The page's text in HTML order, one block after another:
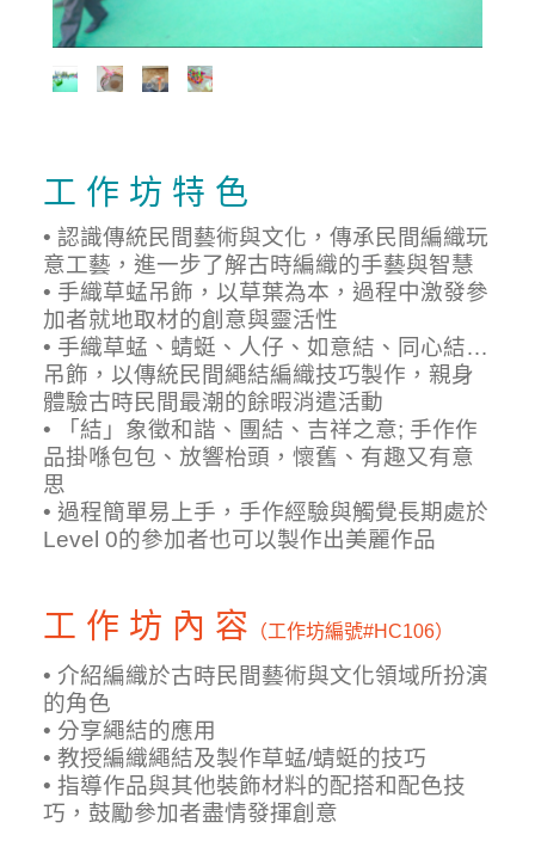
工 作 坊 特 色
• 認識傳統民間藝術與文化，傳承民間編織玩
意工藝，進一步了解古時編織的手藝與智慧
• 手織草蜢吊飾，以草葉為本，過程中激發參
加者就地取材的創意與靈活性
• 手織草蜢、蜻蜓、人仔、如意結、同心結…
吊飾，以傳統民間繩結編織技巧製作，親身
體驗古時民間最潮的餘暇消遣活動
• 「結」象徵和諧、團結、吉祥之意; 手作作
品掛喺包包、放響枱頭，懷舊、有趣又有意
思
• 過程簡單易上手，手作經驗與觸覺長期處於
Level 0的參加者也可以製作出美麗作品
工 作 坊 內 容 （工作坊編號#HC106）
• 介紹編織於古時民間藝術與文化領域所扮演
的角色
• 分享繩結的應用
• 教授編織繩結及製作草蜢/蜻蜓的技巧
• 指導作品與其他裝飾材料的配搭和配色技
巧，鼓勵參加者盡情發揮創意